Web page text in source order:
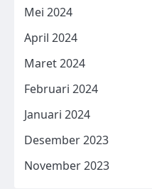
Mei 2024
April 2024
Maret 2024
Februari 2024
Januari 2024
Desember 2023
November 2023